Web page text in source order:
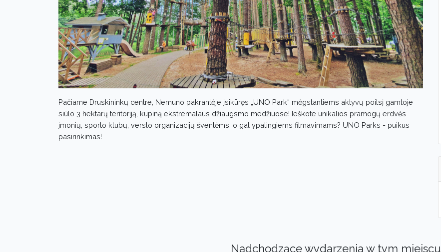
Pačiame Druskininkų centre, Nemuno pakrantėje įsikūręs „UNO Park“ mėgstantiems aktyvų poilsį gamtoje
siūlo 3 hektarų teritoriją, kupiną ekstremalaus džiaugsmo medžiuose! Ieškote unikalios pramogų erdvės
įmonių, sporto klubų, verslo organizacijų šventėms, o gal ypatingiems filmavimams? UNO Parks - puikus
pasirinkimas!
Nadchodzące wydarzenia w tym miejscu